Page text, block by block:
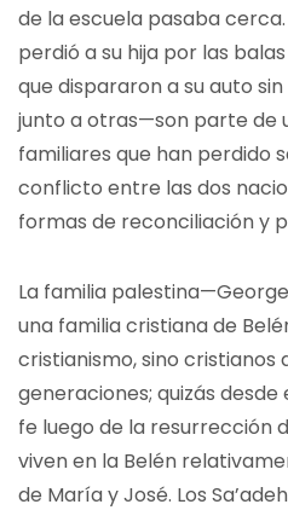
de la escuela pasaba
perdió a su hija por las
que dispararon a su auto
junto a otras—son parte de
familiares que han perdido
conflicto entre las dos
formas de reconciliación y
La familia
una familia cristiana de
cristianismo, sino cristianos
generaciones; quizás
fe luego de la resurrección
viven en la Belén
de María y José. Los